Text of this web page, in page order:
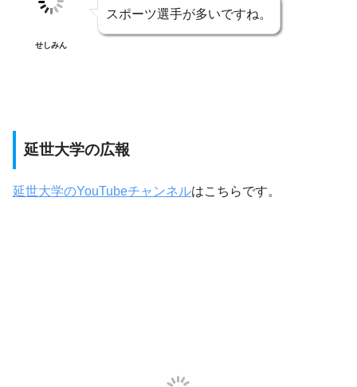
せしみん
スポーツ選手が多いですね。
延世大学の広報
延世大学のYouTubeチャンネルはこちらです。